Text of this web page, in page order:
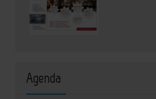
Agenda